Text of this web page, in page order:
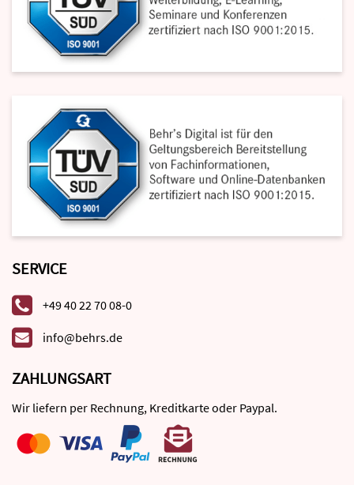
SERVICE
+49 40 22 70 08-0
info@behrs.de
ZAHLUNGSART
Wir liefern per Rechnung, Kreditkarte oder Paypal.